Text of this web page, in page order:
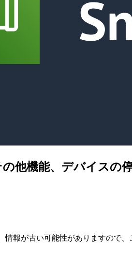
他機能、デバイスの
報が古い可能性がありますので、